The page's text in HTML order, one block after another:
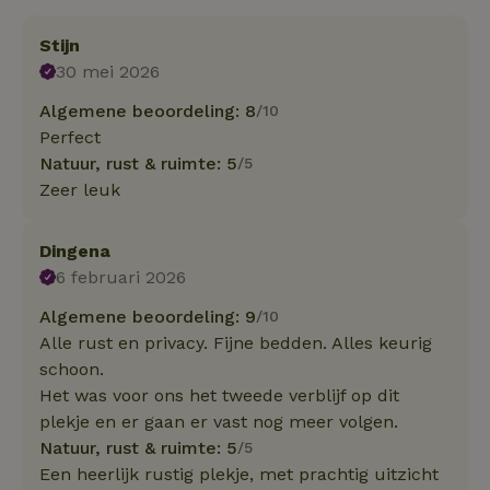
Stijn
30 mei 2026
Algemene beoordeling: 8/10
Perfect
Natuur, rust & ruimte: 5/5
Zeer leuk
Dingena
6 februari 2026
Algemene beoordeling: 9/10
Alle rust en privacy. Fijne bedden. Alles keurig
schoon.
Het was voor ons het tweede verblijf op dit
plekje en er gaan er vast nog meer volgen.
Natuur, rust & ruimte: 5/5
Een heerlijk rustig plekje, met prachtig uitzicht